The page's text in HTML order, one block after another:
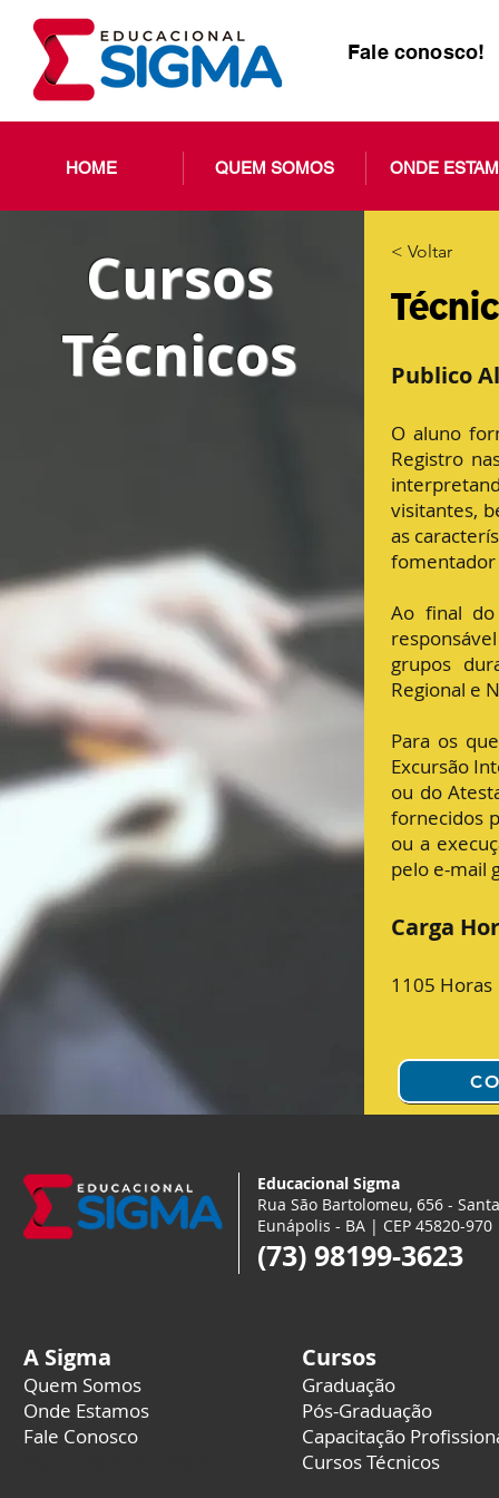
Fale
HOME QUEM SOMOS ONDE
Cursos
Técnicos
< Voltar
Publico
O aluno
Registro
visitantes,
as
fomentador
Ao final do
grupos
Regional e
Para os
Excursão
ou do
fornecidos
ou a
pelo e-mail
Carga
1105 Horas
A Sigma
Quem Somos
Onde Estamos
Fale Conosco
Cursos
Graduação
Pós-Graduação
Capacitação
Cursos Técnicos
Educacional Sigma
Rua São Bartolomeu, 656 -
Eunápolis - BA | CEP 45820-970
(73) 98199-3623